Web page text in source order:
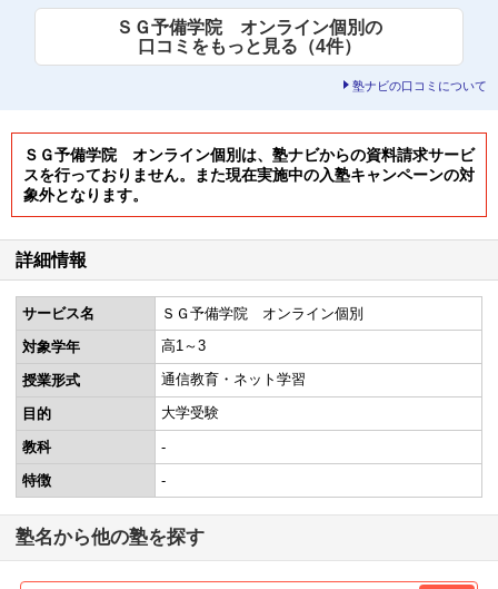
ＳＧ予備学院 オンライン個別の
口コミをもっと見る（4件）
塾ナビの口コミについて
ＳＧ予備学院 オンライン個別は、塾ナビからの資料請求サービ
スを行っておりません。また現在実施中の入塾キャンペーンの対
象外となります。
詳細情報
サービス名
ＳＧ予備学院 オンライン個別
対象学年
高1～3
授業形式 通信教育・ネット学習
目的 大学受験
教科
-
特徴
-
塾名から他の塾を探す